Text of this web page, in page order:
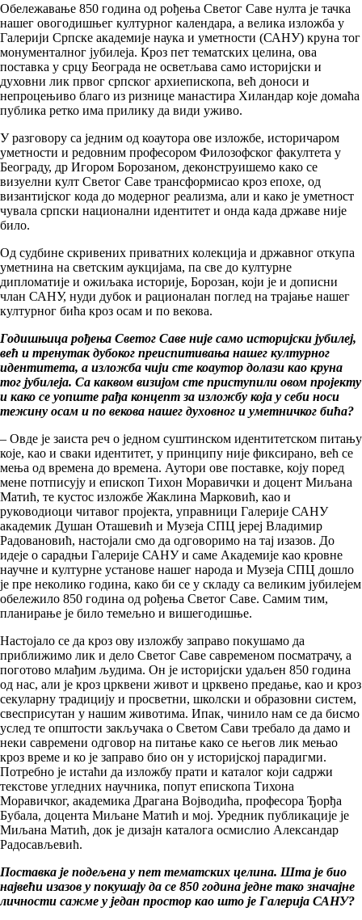
Обележавање 850 година од рођења Светог Саве нулта је тачка
нашег овогодишњег културног календара, а велика изложба у
Галерији Српске академије наука и уметности (САНУ) круна тог
монументалног јубилеја. Кроз пет тематских целина, ова
поставка у срцу Београда не осветљава само историјски и
духовни лик првог српског архиепископа, већ доноси и
непроцењиво благо из ризнице манастира Хиландар које домаћа
публика ретко има прилику да види уживо.
У разговору са једним од коаутора ове изложбе, историчаром
уметности и редовним професором Филозофског факултета у
Београду, др Игором Борозаном, деконструишемо како се
визуелни култ Светог Саве трансформисао кроз епохе, од
византијског кода до модерног реализма, али и како је уметност
чувала српски национални идентитет и онда када државе није
било.
Од судбине скривених приватних колекција и државног откупа
уметнина на светским аукцијама, па све до културне
дипломатије и ожиљака историје, Борозан, који је и дописни
члан САНУ, нуди дубок и рационалан поглед на трајање нашег
културног бића кроз осам и по векова.
Годишњица рођења Светог Саве није само историјски јубилеј,
већ и тренутак дубоког преиспитивања нашег културног
идентитета, а изложба чији сте коаутор долази као круна
тог јубилеја. Са каквом визијом сте приступили овом пројекту
и како се уопште рађа концепт за изложбу која у себи носи
тежину осам и по векова нашег духовног и уметничког бића?
– Овде је заиста реч о једном суштинском идентитетском питању
које, као и сваки идентитет, у принципу није фиксирано, већ се
мења од времена до времена. Аутори ове поставке, коју поред
мене потписују и епископ Тихон Моравички и доцент Миљана
Матић, те кустос изложбе Жаклина Марковић, као и
руководиоци читавог пројекта, управници Галерије САНУ
академик Душан Оташевић и Музеја СПЦ јереј Владимир
Радовановић, настојали смо да одговоримо на тај изазов. До
идеје o сарадњи Галеријe САНУ и саме Академије као кровне
научне и културне установе нашег народа и Музеја СПЦ дошло
је пре неколико година, како би се у складу са великим јубилејем
обележило 850 година од рођења Светог Саве. Самим тим,
планирање је било темељно и вишегодишње.
Настојало се да кроз ову изложбу заправо покушамо да
приближимо лик и дело Светог Саве савременом посматрачу, а
поготово млађим људима. Он је историјски удаљен 850 година
од нас, али је кроз црквени живот и црквено предање, као и кроз
секуларну традицију и просветни, школски и образовни систем,
свесприсутан у нашим животима. Ипак, чинило нам се да бисмо
услед те општости закључака о Светом Сави требало да дамо и
неки савремени одговор на питање како се његов лик мењао
кроз време и ко је заправо био он у историјској парадигми.
Потребно је истаћи да изложбу прати и каталог који садржи
текстове угледних научника, попут епископа Тихона
Моравичког, академика Драгана Војводића, професора Ђорђа
Бубала, доцента Миљане Матић и мој. Уредник публикације је
Миљана Матић, док је дизајн каталога осмислио Александар
Радосављевић.
Поставка је подељена у пет тематских целина. Шта је био
највећи изазов у покушају да се 850 година једне тако значајне
личности сажме у један простор као што је Галерија САНУ?